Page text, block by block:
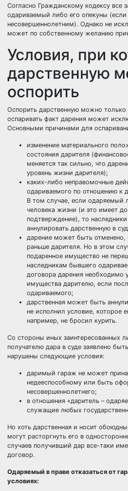
Согласно Гражданскому кодексу все
одариваемый либо его опекуны
несовершеннолетним). Однако не
может по собственному желанию
Условия, при
дарственную
оспорить
Оспорить дарственную можно только
оспаривать факт дарения может
Основными причинами для
изменение материального
состояния дарителя
меняется так сильно, что
уровень жизни дарителя);
каких-либо неправомочные
одариваемого по отношению к
В том случае, если одаряемый
человека жизни (и это имеет
подтверждение), то
аннулировать дарственную в
дарение может быть
раньше дарителя. Но в этом
подаренное имущество не
наследникам бывшего
договора дарения необходимо
имущества дарителю, если
одариваемого;
дарственная может быть
не исполнил условие, которое
например, не бросил курить.
Со стороны иных заинтересованных
получателю дара в суде заявлено
нарушены следующие условия:
даримый гараж не может
недееспособному или быть
несовершеннолетнего;
в отношения «даритель –
служащие любых
Но хоть дарственная и носит
могут расторгнуть его в
случаев получивший дар все-таки
договор.
Одаряемый в праве отказаться от
условиях: